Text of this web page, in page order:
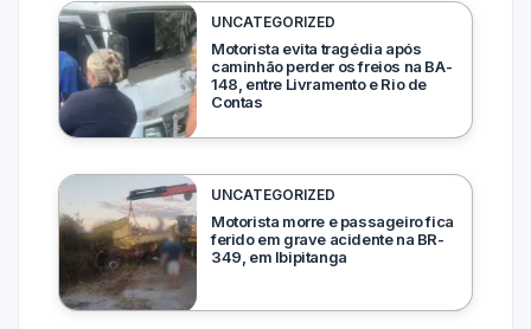
UNCATEGORIZED
Motorista evita tragédia após
caminhão perder os freios na BA-
148, entre Livramento e Rio de
Contas
UNCATEGORIZED
Motorista morre e passageiro fica
ferido em grave acidente na BR-
349, em Ibipitanga